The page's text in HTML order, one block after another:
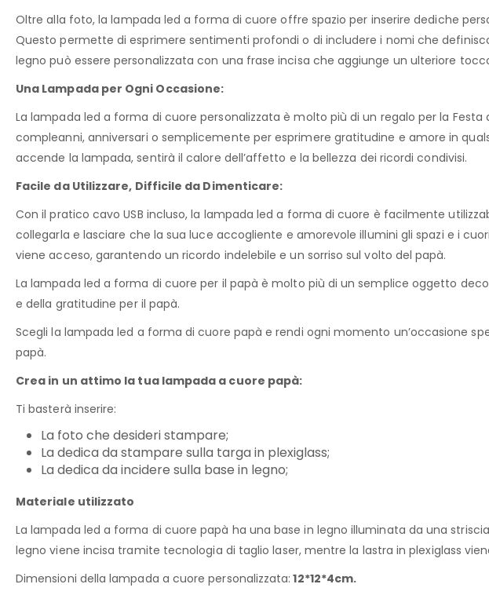
Oltre alla foto, lalampada led a forma di cuore offre spazio per inserire dediche
Questo permette di esprimere sentimenti profondi o di includere i nomi che
legno può essere personalizzata con una frase incisa che aggiunge un ulteriore
Una Lampada per Ogni Occasione:
Lalampada led a forma di cuore personalizzata è molto più di un regalo per la Festa
compleanni, anniversari o semplicemente per esprimere gratitudine e amore in
accende la lampada, sentirà il calore dell’affetto e la bellezza dei ricordi condivisi.
Facile da Utilizzare, Difficile da Dimenticare:
Con il pratico cavo USB incluso, la lampada led a forma di cuore è facilmente
collegarla e lasciare che la sua luce accogliente e amorevole illumini gli spazi e i
viene acceso, garantendo un ricordo indelebile e un sorriso sul volto del papà.
Lalampada led a forma di cuore per il papà è molto più di un semplice oggetto
e della gratitudine per il papà.
Scegli la lampada led a forma di cuore papà e rendi ogni momento un’occasione
papà.
Crea in un attimo la tua lampada a cuore papà:
Ti basterà inserire:
La foto che desideri stampare;
La dedica da stampare sulla targa in plexiglass;
La dedica da incidere sulla base in legno;
Materiale utilizzato
Lalampada led a forma di cuore papà ha una base in legno illuminata da una
legno viene incisa tramite tecnologia di taglio laser, mentre la lastra in plexiglass
Dimensioni della lampada a cuore personalizzata: 12*12*4cm.